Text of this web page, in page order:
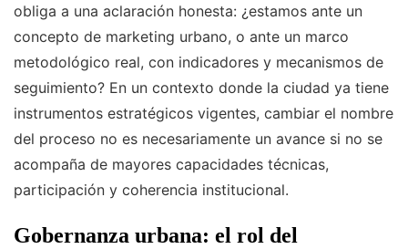
obliga a una aclaración honesta: ¿estamos ante un
concepto de marketing urbano, o ante un marco
metodológico real, con indicadores y mecanismos de
seguimiento? En un contexto donde la ciudad ya tiene
instrumentos estratégicos vigentes, cambiar el nombre
del proceso no es necesariamente un avance si no se
acompaña de mayores capacidades técnicas,
participación y coherencia institucional.
Gobernanza urbana: el rol del